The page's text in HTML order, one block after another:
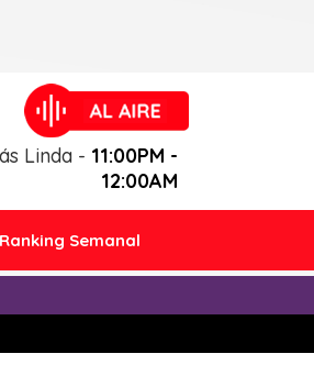
Linda - 11:00PM -
12:00AM
Ranking Semanal